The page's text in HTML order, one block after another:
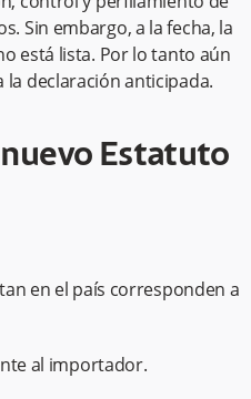
Sin embargo, a la fecha, la
está lista. Por lo tanto aún
la declaración anticipada.
Estatuto
en el país corresponden a
al importador.